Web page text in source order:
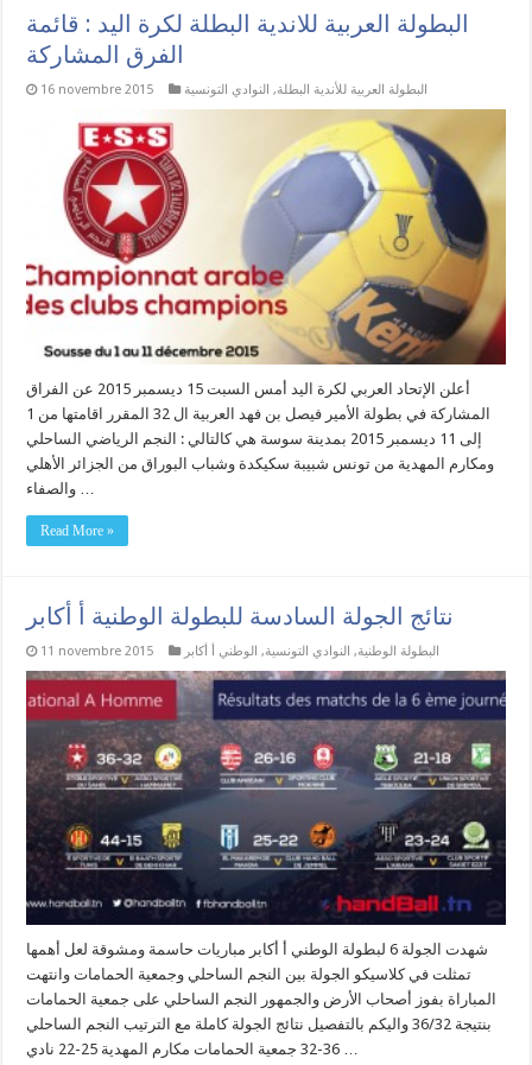
البطولة العربية للاندية البطلة لكرة اليد : قائمة
الفرق المشاركة
16 novembre 2015 البطولة العربية للأندية البطلة, النوادي التونسية
أعلن الإتحاد العربي لكرة اليد أمس السبت 15 ديسمبر 2015 عن الفراق
المشاركة في بطولة الأمير فيصل بن فهد العربية ال 32 المقرر اقامتها من 1
إلى 11 ديسمبر 2015 بمدينة سوسة هي كالتالي : النجم الرياضي الساحلي
ومكارم المهدية من تونس شبيبة سكيكدة وشباب البوراق من الجزائر الأهلي
Read More »
نتائج الجولة السادسة للبطولة الوطنية أ أكابر
11 novembre 2015 البطولة الوطنية, النوادي التونسية, الوطني أ أكابر
شهدت الجولة 6 لبطولة الوطني أ أكابر مباريات حاسمة ومشوقة لعل أهمها
تمثلت في كلاسيكو الجولة بين النجم الساحلي وجمعية الحمامات وانتهت
المباراة بفوز أصحاب الأرض والجمهور النجم الساحلي على جمعية الحمامات
بنتيجة 36/32 واليكم بالتفصيل نتائج الجولة كاملة مع الترتيب النجم الساحلي
36-32 جمعية الحمامات مكارم المهدية 25-22 نادي …